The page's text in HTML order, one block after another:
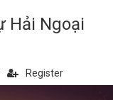
Hải Ngoại
Register